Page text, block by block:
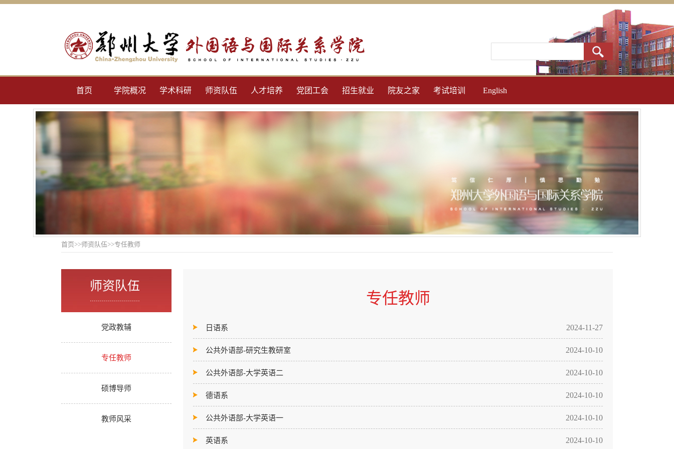
首页 学院概况 学术科研 师资队伍 人才培养 党团工会 招生就业 院友之家 考试培训 English
首页>>师资队伍>>专任教师
师资队伍
党政教辅
专任教师
硕博导师
教师风采
专任教师
2024-11-27
日语系
2024-10-10
公共外语部-研究生教研室
2024-10-10
公共外语部-大学英语二
2024-10-10
德语系
2024-10-10
公共外语部-大学英语一
2024-10-10
英语系